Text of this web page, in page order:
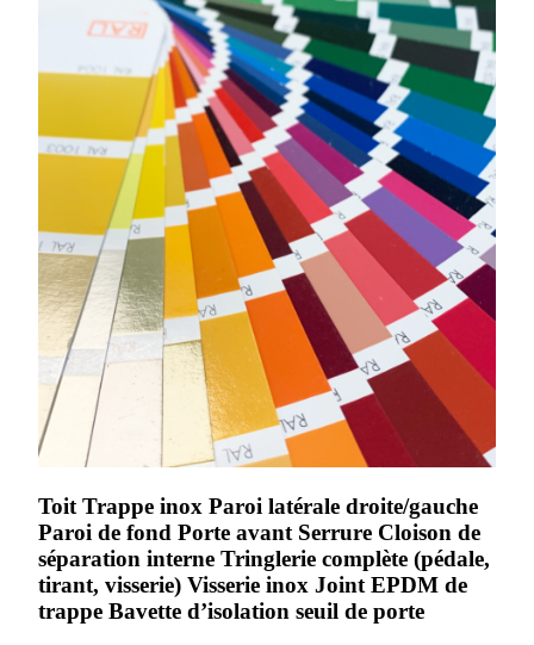
Toit Trappe inox Paroi latérale droite/gauche
Paroi de fond Porte avant Serrure Cloison de
séparation interne Tringlerie complète (pédale,
tirant, visserie) Visserie inox Joint EPDM de
trappe Bavette d’isolation seuil de porte